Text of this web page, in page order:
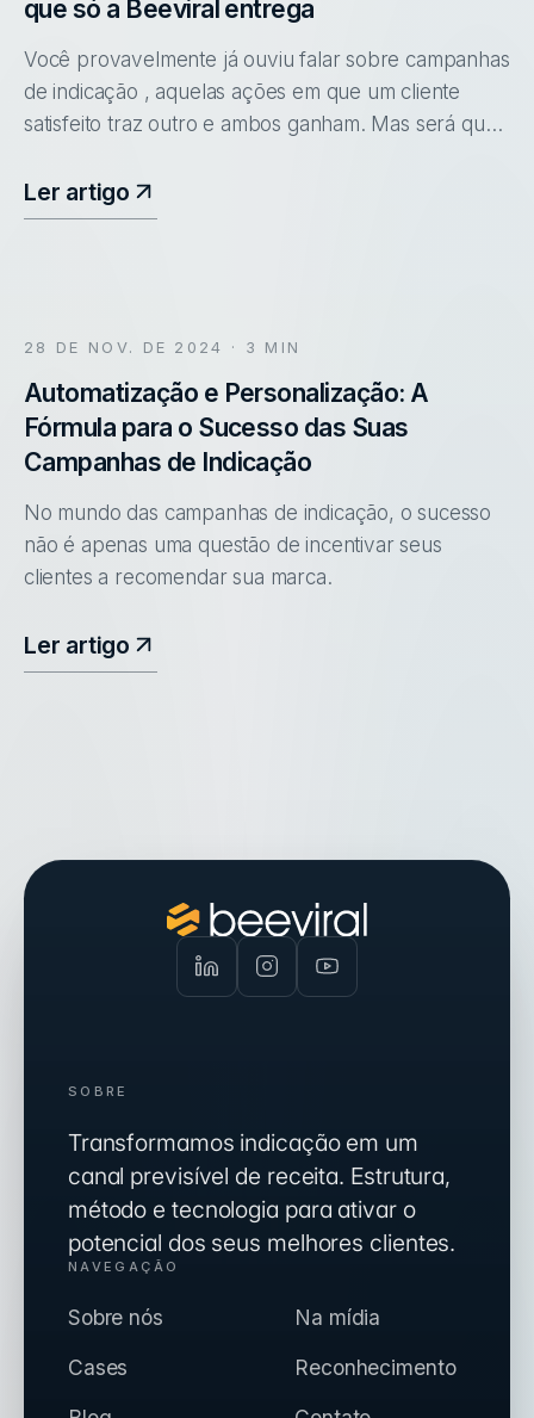
que só a Beeviral entrega
Você provavelmente já ouviu falar sobre campanhas
de indicação , aquelas ações em que um cliente
satisfeito traz outro e ambos ganham. Mas será que
por trás de uma campanh
Ler artigo
28 DE NOV. DE 2024 · 3 MIN
Automatização e Personalização: A
Fórmula para o Sucesso das Suas
Campanhas de Indicação
No mundo das campanhas de indicação, o sucesso
não é apenas uma questão de incentivar seus
clientes a recomendar sua marca.
Ler artigo
SOBRE
Transformamos indicação em um
canal previsível de receita. Estrutura,
método e tecnologia para ativar o
potencial dos seus melhores clientes.
NAVEGAÇÃO
Sobre nós
Na mídia
Cases
Reconhecimento